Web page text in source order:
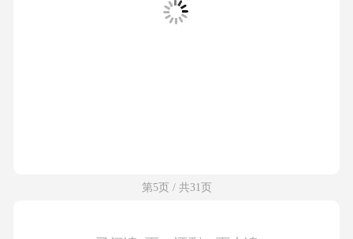
第5页 / 共31页